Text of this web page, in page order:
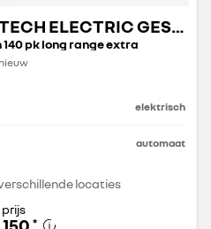
NIEUWE MASTER E-TECH ELECTRIC GESLOTEN TRANSPORT
140 pk long range extra
nieuw
elektrisch
automaat
locaties
prijs
*